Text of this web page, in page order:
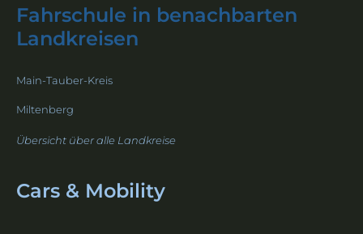
Fahrschule in benachbarten
Landkreisen
Main-Tauber-Kreis
Miltenberg
Übersicht über alle Landkreise
Cars & Mobility